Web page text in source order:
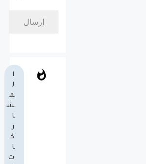
ا
ل
م
ش
ا
ر
ك
ا
ت